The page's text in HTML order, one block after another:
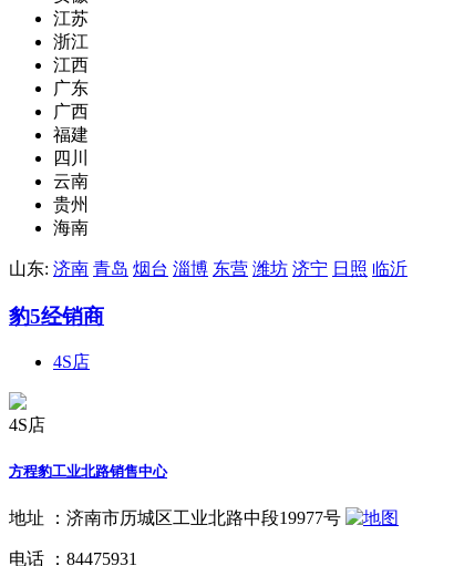
江苏
浙江
江西
广东
广西
福建
四川
云南
贵州
海南
山东: 济南 青岛 烟台 淄博 东营 潍坊 济宁 日照 临沂
豹5经销商
4S店
4S店
方程豹工业北路销售中心
地址 ： 济南市历城区工业北路中段19977号
电话 ： 84475931